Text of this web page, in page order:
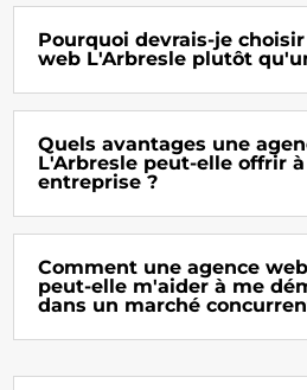
Pourquoi devrais-je
web L'Arbresle plutôt
Quels avantages une
L'Arbresle peut-elle offrir
entreprise ?
Comment une agence
peut-elle m'aider à me
dans un marché